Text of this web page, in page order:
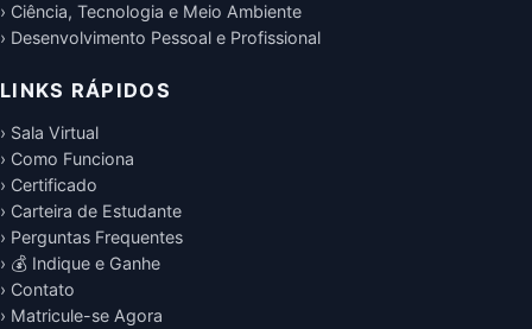
› Ciência, Tecnologia e Meio Ambiente
› Desenvolvimento Pessoal e Profissional
LINKS RÁPIDOS
› Sala Virtual
› Como Funciona
› Certificado
› Carteira de Estudante
› Perguntas Frequentes
› 💰 Indique e Ganhe
› Contato
› Matricule-se Agora